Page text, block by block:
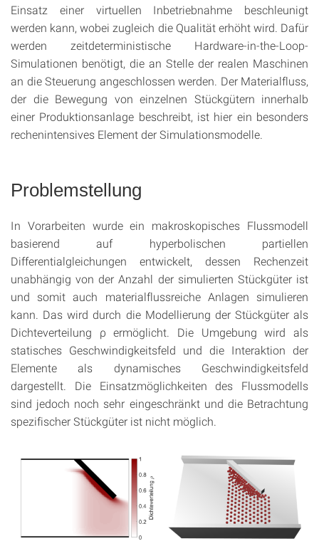
Einsatz einer virtuellen Inbetriebnahme beschleunigt
werden kann, wobei zugleich die Qualität erhöht wird. Dafür
werden zeitdeterministische Hardware-in-the-Loop-
Simulationen benötigt, die an Stelle der realen Maschinen
an die Steuerung angeschlossen werden. Der Materialfluss,
der die Bewegung von einzelnen Stückgütern innerhalb
einer Produktionsanlage beschreibt, ist hier ein besonders
rechenintensives Element der Simulationsmodelle.
Problemstellung
In Vorarbeiten wurde ein makroskopisches Flussmodell
basierend auf hyperbolischen partiellen
Differentialgleichungen entwickelt, dessen Rechenzeit
unabhängig von der Anzahl der simulierten Stückgüter ist
und somit auch materialflussreiche Anlagen simulieren
kann. Das wird durch die Modellierung der Stückgüter als
Dichteverteilung ρ ermöglicht. Die Umgebung wird als
statisches Geschwindigkeitsfeld und die Interaktion der
Elemente als dynamisches Geschwindigkeitsfeld
dargestellt. Die Einsatzmöglichkeiten des Flussmodells
sind jedoch noch sehr eingeschränkt und die Betrachtung
spezifischer Stückgüter ist nicht möglich.